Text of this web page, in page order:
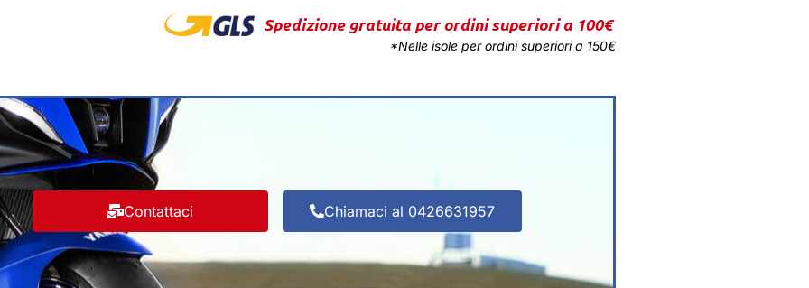
Spedizione gratuita per ordini superiori a 100€
*Nelle isole per ordini superiori a 150€
Contattaci Chiamaci al 0426631957